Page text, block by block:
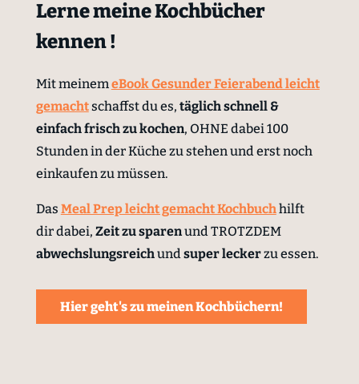
Lerne meine Kochbücher
kennen !
Mit meinem eBook Gesunder Feierabend leicht
gemachtschaffst du es, täglich schnell &
einfachfrisch zu kochen, OHNE dabei 100
Stunden in der Küche zu stehen und erst noch
einkaufen zu müssen.
Das Meal Prep leicht gemacht Kochbuchhilft
dir dabei, Zeit zu sparenund TROTZDEM
abwechslungsreichund super leckerzu essen.
Hier geht's zu meinen Kochbüchern!